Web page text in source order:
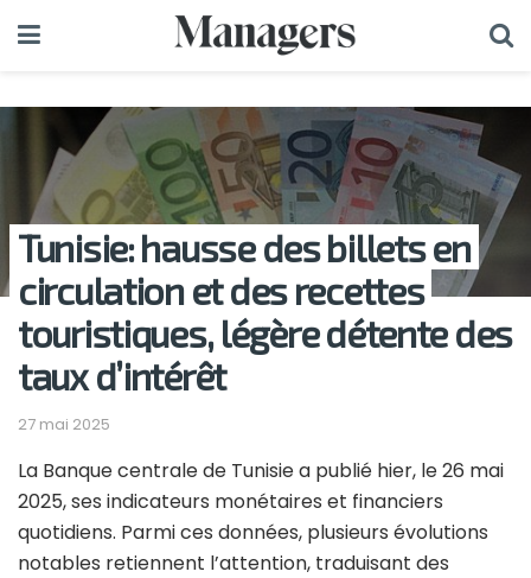
Tunisie: hausse des billets en
circulation et des recettes
touristiques, légère détente des
taux d’intérêt
27 mai 2025
La Banque centrale de Tunisie a publié hier, le 26 mai
2025, ses indicateurs monétaires et financiers
quotidiens. Parmi ces données, plusieurs évolutions
notables retiennent l’attention, traduisant des